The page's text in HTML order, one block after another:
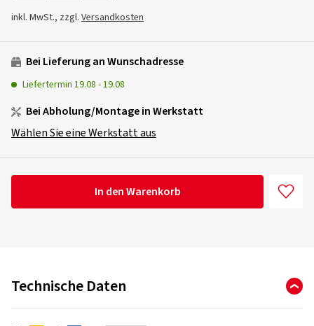
inkl. MwSt., zzgl. Versandkosten
Bei Lieferung an Wunschadresse
Liefertermin 19.08 -19.08
Bei Abholung/Montage in Werkstatt
Wählen Sie eine Werkstatt aus
In den Warenkorb
Technische Daten